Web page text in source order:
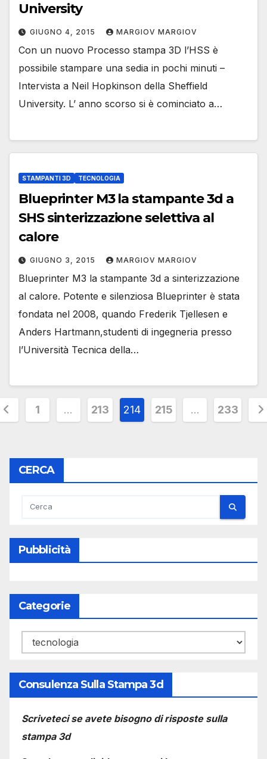
University
GIUGNO 4, 2015 MARGIOV MARGIOV
Con un nuovo Processo stampa 3D l’HSS è
possibile stampare una sedia in pochi minuti –
Intervista a Neil Hopkinson della Sheffield
University. L’ anno scorso si è cominciato a…
STAMPANTI 3D TECNOLOGIA
Blueprinter M3 la stampante 3d a
SHS sinterizzazione selettiva al
calore
GIUGNO 3, 2015 MARGIOV MARGIOV
Blueprinter M3 la stampante 3d a sinterizzazione
al calore. Potente e silenziosa Blueprinter è stata
fondata nel 2008, quando Frederik Tjellesen e
Anders Hartmann,studenti di ingegneria presso
l’Università Tecnica della…
1 … 213 214 215 … 233
CERCA
Pubblicità
Categorie
Categorie
Consulenza Sulla Stampa 3d
Scriveteci se avete bisogno di risposte sulla
stampa 3d